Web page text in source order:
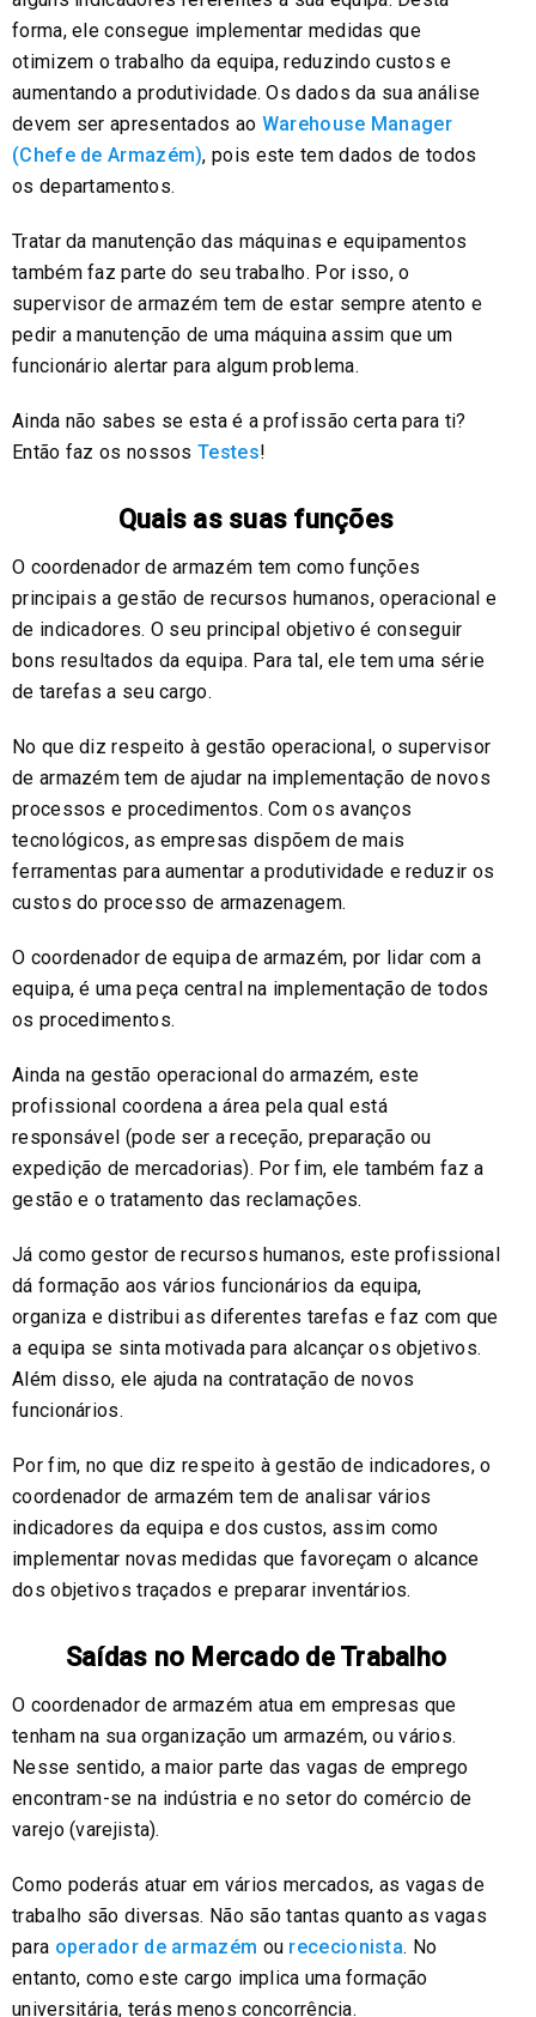
forma, ele consegue implementar medidas que
otimizem o trabalho da equipa, reduzindo custos e
aumentando a produtividade. Os dados da sua análise
devem ser apresentados ao Warehouse Manager
(Chefe de Armazém), pois este tem dados de todos
os departamentos.
Tratar da manutenção das máquinas e equipamentos
também faz parte do seu trabalho. Por isso, o
supervisor de armazém tem de estar sempre atento e
pedir a manutenção de uma máquina assim que um
funcionário alertar para algum problema.
Ainda não sabes se esta é a profissão certa para ti?
Então faz os nossosTestes!
Quais as suas funções
O coordenador de armazém tem como funções
principais a gestão de recursos humanos, operacional e
de indicadores. O seu principal objetivo é conseguir
bons resultados da equipa. Para tal, ele tem uma série
de tarefas a seu cargo.
No que diz respeito à gestão operacional, o supervisor
de armazém tem de ajudar na implementação de novos
processos e procedimentos. Com os avanços
tecnológicos, as empresas dispõem de mais
ferramentas para aumentar a produtividade e reduzir os
custos do processo de armazenagem.
O coordenador de equipa de armazém, por lidar com a
equipa, é uma peça central na implementação de todos
os procedimentos.
Ainda na gestão operacional do armazém, este
profissional coordena a área pela qual está
responsável (pode ser a receção, preparação ou
expedição de mercadorias). Por fim, ele também faz a
gestão e o tratamento das reclamações.
Já como gestor de recursos humanos, este profissional
dá formação aos vários funcionários da equipa,
organiza e distribui as diferentes tarefas e faz com que
a equipa se sinta motivada para alcançar os objetivos.
Além disso, ele ajuda na contratação de novos
funcionários.
Por fim, no que diz respeito à gestão de indicadores, o
coordenador de armazém tem de analisar vários
indicadores da equipa e dos custos, assim como
implementar novas medidas que favoreçam o alcance
dos objetivos traçados e preparar inventários.
Saídas no Mercado de Trabalho
O coordenador de armazém atua em empresas que
tenham na sua organização um armazém, ou vários.
Nesse sentido, a maior parte das vagas de emprego
encontram-se na indústria e no setor do comércio de
varejo (varejista).
Como poderás atuar em vários mercados, as vagas de
trabalho são diversas. Não são tantas quanto as vagas
para operador de armazém ou rececionista. No
entanto, como este cargo implica uma formação
universitária, terás menos concorrência.